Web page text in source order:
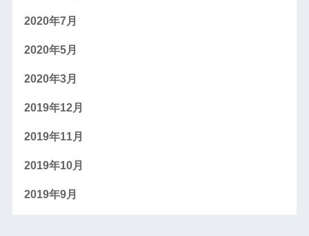
2020年7月
2020年5月
2020年3月
2019年12月
2019年11月
2019年10月
2019年9月